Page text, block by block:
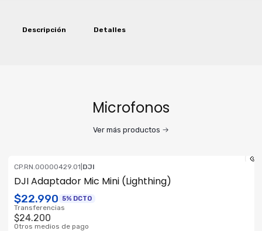
Descripción Detalles
Microfonos
Ver más productos
CP.RN.00000429.01 DJI
DJI Adaptador Mic Mini (Lighthing)
$22.990 5% DCTO
Transferencias
$24.200
Otros medios de pago